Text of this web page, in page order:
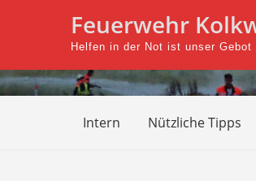
Feuerwehr
Helfen in der Not ist unser Gebot
Intern Nützliche Tipps